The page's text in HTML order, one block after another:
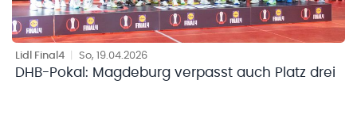
Lidl Final4 So, 19.04.2026
DHB-Pokal: Magdeburg verpasst auch Platz drei